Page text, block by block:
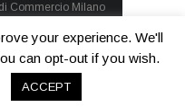
Commercio Milano
Policy
your experience. We'll
can opt-out if you wish.
ACCEPT